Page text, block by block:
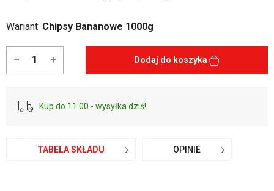
Wariant: Chipsy Bananowe 1000g
− + Dodaj do koszyka
Kup do 11:00 - wysyłka dziś!
TABELA SKŁADU OPINIE